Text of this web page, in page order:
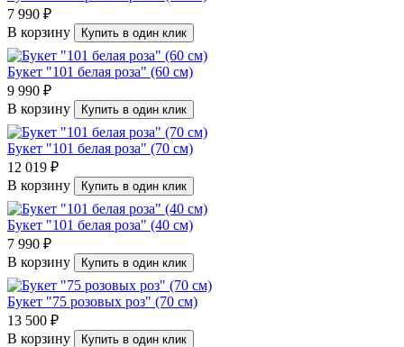
7 990 ₽
В корзину
Купить в один клик
Букет "101 белая роза" (60 см)
9 990 ₽
В корзину
Купить в один клик
Букет "101 белая роза" (70 см)
12 019 ₽
В корзину
Купить в один клик
Букет "101 белая роза" (40 см)
7 990 ₽
В корзину
Купить в один клик
Букет "75 розовых роз" (70 см)
13 500 ₽
В корзину
Купить в один клик